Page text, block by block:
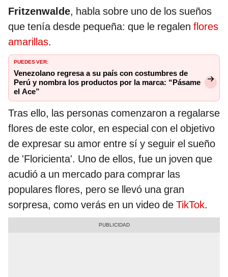
Fritzenwalde, habla sobre uno de los sueños
que tenía desde pequeña: que le regalen flores
amarillas.
PUEDES VER:
Venezolano regresa a su país con costumbres de
Perú y nombra los productos por la marca: “Pásame
el Ace”
Tras ello, las personas comenzaron a regalarse
flores de este color, en especial con el objetivo
de expresar su amor entre sí y seguir el sueño
de 'Floricienta'. Uno de ellos, fue un joven que
acudió a un mercado para comprar las
populares flores, pero se llevó una gran
sorpresa, como verás en un video de TikTok.